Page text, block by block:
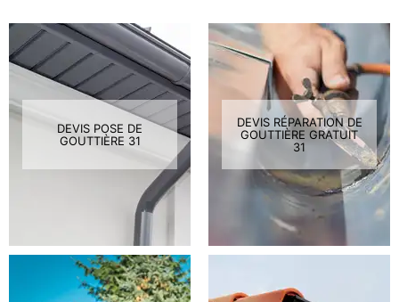
DEVIS POSE DE
GOUTTIÈRE 31
DEVIS RÉPARATION DE
GOUTTIÈRE GRATUIT
31